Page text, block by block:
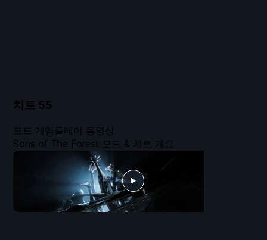
치트 55
모드 게임플레이 동영상
Sons of The Forest 모드 & 치트 개요